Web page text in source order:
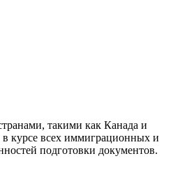
такими как Канада и
в курсе всех иммиграционных и
подготовки документов.